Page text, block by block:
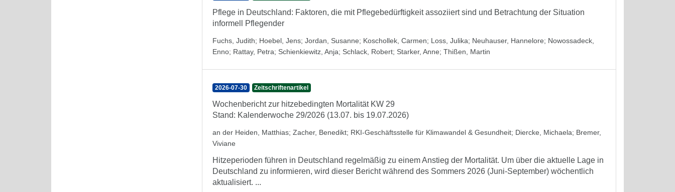
Pflege in Deutschland: Faktoren, die mit Pflegebedürftigkeit assoziiert sind und Betrachtung der Situation
informell Pflegender
Fuchs, Judith; Hoebel, Jens; Jordan, Susanne; Koschollek, Carmen; Loss, Julika; Neuhauser, Hannelore; Nowossadeck,
Enno; Rattay, Petra; Schienkiewitz, Anja; Schlack, Robert; Starker, Anne; Thißen, Martin
2026-07-30 Zeitschriftenartikel
Wochenbericht zur hitzebedingten Mortalität KW 29
Stand: Kalenderwoche 29/2026 (13.07. bis 19.07.2026)
an der Heiden, Matthias; Zacher, Benedikt; RKI-Geschäftsstelle für Klimawandel & Gesundheit; Diercke, Michaela; Bremer,
Viviane
Hitzeperioden führen in Deutschland regelmäßig zu einem Anstieg der Mortalität. Um über die aktuelle Lage in
Deutschland zu informieren, wird dieser Bericht während des Sommers 2026 (Juni-September) wöchentlich
aktualisiert. ...